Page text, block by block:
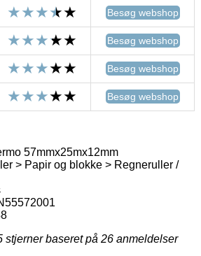
Besøg webshop
Besøg webshop
Besøg webshop
Besøg webshop
57mmx25mx12mm
> Papir og blokke > Regneruller /
stjerner baseret på 26 anmeldelser